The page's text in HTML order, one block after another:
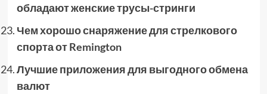
обладают женские трусы-стринги
Чем хорошо снаряжение для стрелкового
спорта от Remington
Лучшие приложения для выгодного обмена
валют